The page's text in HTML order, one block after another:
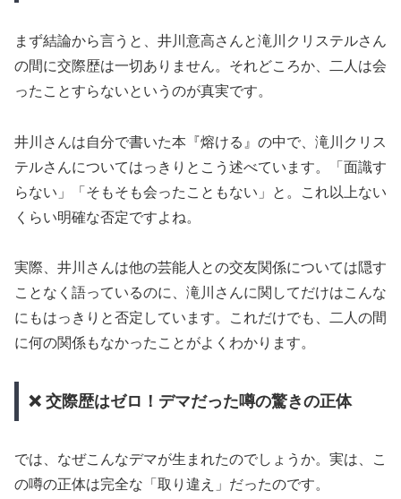
まず結論から言うと、井川意高さんと滝川クリステルさん
の間に交際歴は一切ありません。それどころか、二人は会
ったことすらないというのが真実です。
井川さんは自分で書いた本『熔ける』の中で、滝川クリス
テルさんについてはっきりとこう述べています。「面識す
らない」「そもそも会ったこともない」と。これ以上ない
くらい明確な否定ですよね。
実際、井川さんは他の芸能人との交友関係については隠す
ことなく語っているのに、滝川さんに関してだけはこんな
にもはっきりと否定しています。これだけでも、二人の間
に何の関係もなかったことがよくわかります。
❌ 交際歴はゼロ！デマだった噂の驚きの正体
では、なぜこんなデマが生まれたのでしょうか。実は、こ
の噂の正体は完全な「取り違え」だったのです。